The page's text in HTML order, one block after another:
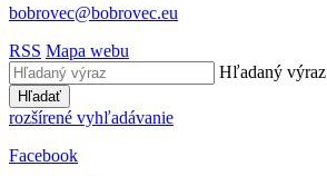
bobrovec@bobrovec.eu
RSS Mapa webu
Hľadaný výraz
Hľadať
rozšírené vyhľadávanie
Facebook